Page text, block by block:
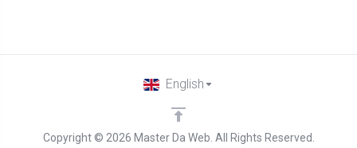
Copyright © 2026 Master Da Web. All Rights Reserved.
English